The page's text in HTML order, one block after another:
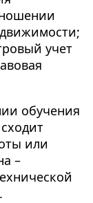
учет
обучения
или
–